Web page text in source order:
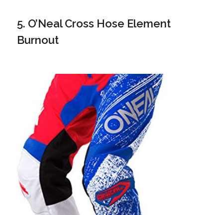
5. O’Neal Cross Hose Element
Burnout